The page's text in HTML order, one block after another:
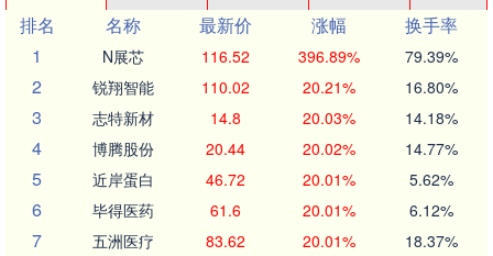
排名
名称 最新价 涨幅
换手率
1
N展芯 116.52 396.89% 79.39%
2 锐翔智能 110.02 20.21% 16.80%
3 志特新材 14.8 20.03% 14.18%
4 博腾股份 20.44 20.02% 14.77%
5 近岸蛋白 46.72 20.01% 5.62%
6 毕得医药 61.6 20.01% 6.12%
7 五洲医疗 83.62 20.01% 18.37%